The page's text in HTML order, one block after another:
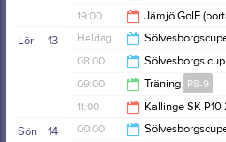
00:00
17:00
19:00 Jämjö GoIF
21:00
13
Lör Heldag
08:00
Sölvesborgs
20:00
09:00 Träning P8-9
15:00
11:00 Kallinge SK
14
Sön 00:00